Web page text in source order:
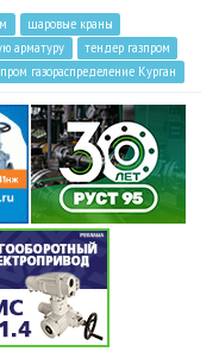
шаровые краны
арматуру
тендер газпром
газораспределение Курган